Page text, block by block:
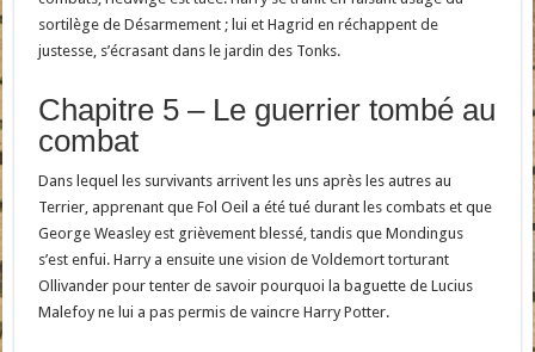
sortilège de Désarmement ; lui et Hagrid en réchappent de
justesse, s’écrasant dans le jardin des Tonks.
Chapitre 5 – Le guerrier tombé au
combat
Dans lequel les survivants arrivent les uns après les autres au
Terrier, apprenant que Fol Oeil a été tué durant les combats et que
George Weasley est grièvement blessé, tandis que Mondingus
s’est enfui. Harry a ensuite une vision de Voldemort torturant
Ollivander pour tenter de savoir pourquoi la baguette de Lucius
Malefoy ne lui a pas permis de vaincre Harry Potter.